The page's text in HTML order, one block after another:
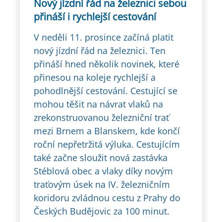
Nový jízdní řád na železnici sebou
přináší i rychlejší cestování
V neděli 11. prosince začíná platit
nový jízdní řád na železnici. Ten
přináší hned několik novinek, které
přinesou na koleje rychlejší a
pohodlnější cestování. Cestující se
mohou těšit na návrat vlaků na
zrekonstruovanou železniční trať
mezi Brnem a Blanskem, kde končí
roční nepřetržitá výluka. Cestujícím
také začne sloužit nová zastávka
Stéblová obec a vlaky díky novým
traťovým úsek na IV. železničním
koridoru zvládnou cestu z Prahy do
Českých Budějovic za 100 minut.